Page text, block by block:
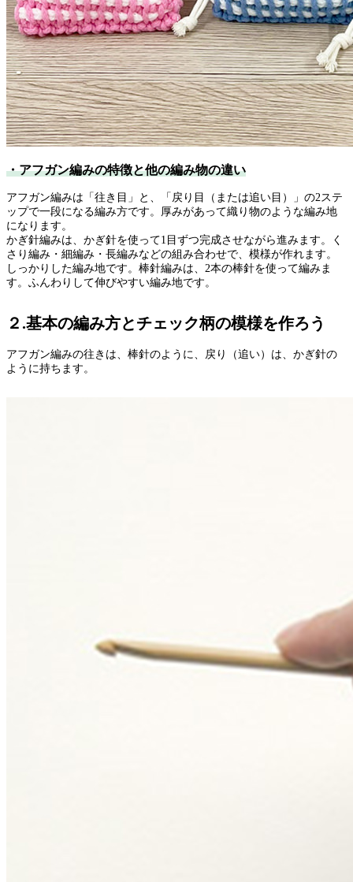
・アフガン編みの特徴と他の編み物の違い
アフガン編みは「往き目」と、「戻り目（または追い目）」の2ステ
ップで一段になる編み方です。厚みがあって織り物のような編み地
になります。
かぎ針編みは、かぎ針を使って1目ずつ完成させながら進みます。く
さり編み・細編み・長編みなどの組み合わせで、模様が作れます。
しっかりした編み地です。棒針編みは、2本の棒針を使って編みま
す。ふんわりして伸びやすい編み地です。
２.基本の編み方とチェック柄の模様を作ろう
アフガン編みの往きは、棒針のように、戻り（追い）は、かぎ針の
ように持ちます。